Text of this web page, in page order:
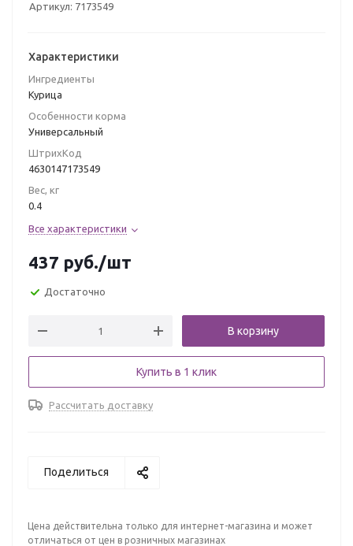
Артикул: 7173549
Характеристики
Ингредиенты
Курица
Особенности корма
Универсальный
ШтрихКод
4630147173549
Вес, кг
0.4
Все характеристики
437 руб./шт
Достаточно
В корзину
Купить в 1 клик
Рассчитать доставку
Поделиться
Цена действительна только для интернет-магазина и может
отличаться от цен в розничных магазинах